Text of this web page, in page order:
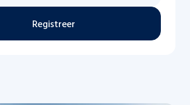
Registreer